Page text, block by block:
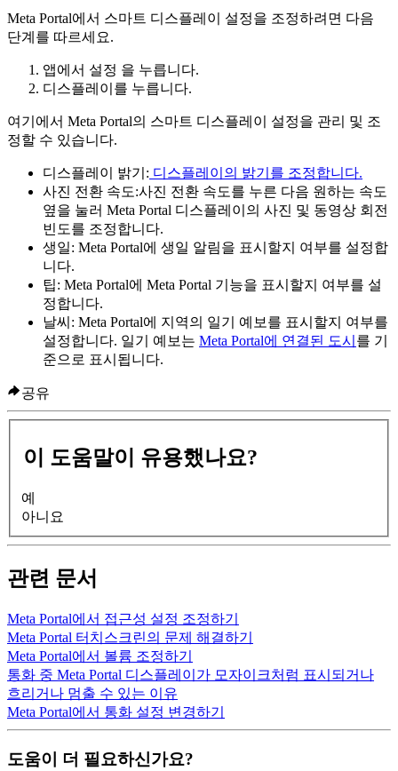
Meta Portal에서 스마트 디스플레이 설정을 조정하려면 다음
단계를 따르세요.
앱에서 설정 을 누릅니다.
디스플레이 를 누릅니다.
여기에서 Meta Portal의 스마트 디스플레이 설정을 관리 및 조
정할 수 있습니다.
디스플레이 밝기: 디스플레이의 밝기를 조정합니다.
사진 전환 속도:사진 전환 속도를 누른 다음 원하는 속도
옆을 눌러 Meta Portal 디스플레이의 사진 및 동영상 회전
빈도를 조정합니다.
생일: Meta Portal에 생일 알림을 표시할지 여부를 설정합
니다.
팁: Meta Portal에 Meta Portal 기능을 표시할지 여부를 설
정합니다.
날씨: Meta Portal에 지역의 일기 예보를 표시할지 여부를
설정합니다. 일기 예보는 Meta Portal에 연결된 도시 를 기
준으로 표시됩니다.
공유
이 도움말이 유용했나요?
예
아니요
관련 문서
Meta Portal에서 접근성 설정 조정하기
Meta Portal 터치스크린의 문제 해결하기
Meta Portal에서 볼륨 조정하기
통화 중 Meta Portal 디스플레이가 모자이크처럼 표시되거나
흐리거나 멈출 수 있는 이유
Meta Portal에서 통화 설정 변경하기
도움이 더 필요하신가요?